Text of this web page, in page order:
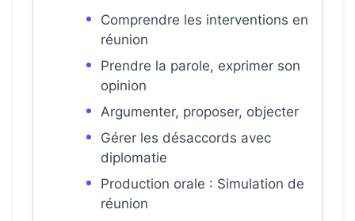
Comprendre les interventions en
réunion
Prendre la parole, exprimer son
opinion
Argumenter, proposer, objecter
Gérer les désaccords avec
diplomatie
Production orale : Simulation de
réunion